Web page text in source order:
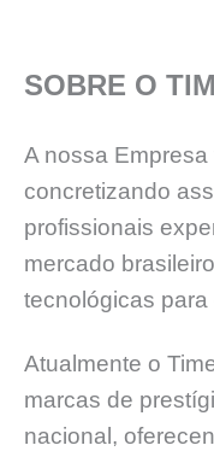
SOBRE O
A nossa
concretizando
profissionais
mercado
tecnológicas
Atualmente o
marcas de
nacional,